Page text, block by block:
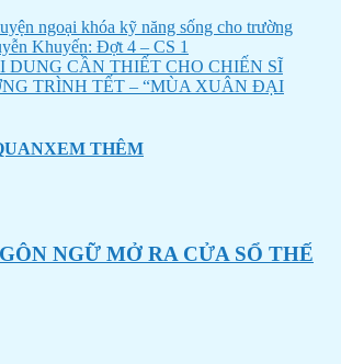
ngoại khóa kỹ năng sống cho trường
Khuyến: Đợt 4 – CS 1
DUNG CẦN THIẾT CHO CHIẾN SĨ
TRÌNH TẾT – “MÙA XUÂN ĐẠI
XEM THÊM
NGỮ MỞ RA CỬA SỔ THẾ